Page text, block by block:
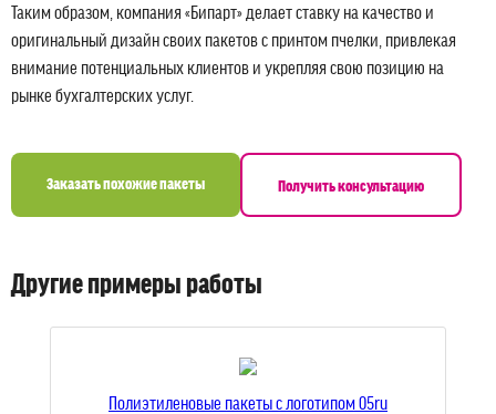
Таким образом, компания «Бипарт» делает ставку на качество и
оригинальный дизайн своих пакетов с принтом пчелки, привлекая
внимание потенциальных клиентов и укрепляя свою позицию на
рынке бухгалтерских услуг.
Заказать похожие пакеты Получить консультацию
Другие примеры работы
Полиэтиленовые пакеты с логотипом 05ru